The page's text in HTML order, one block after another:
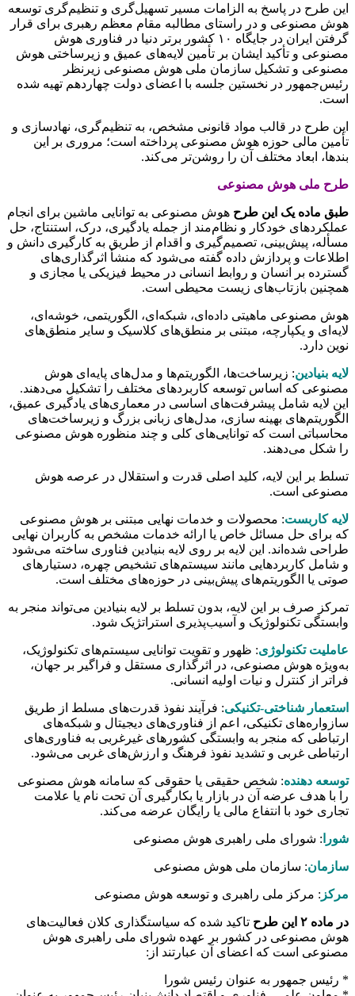
این طرح در پاسخ به الزامات مسیر تسهیل‌گری و تنظیم‌گری توسعه
هوش مصنوعی و در راستای مطالبه مقام معظم رهبری برای قرار
گرفتن ایران در جایگاه ۱۰ کشور برتر دنیا در فناوری هوش
مصنوعی و تأکید ایشان بر تأمین لایه‌های عمیق و زیرساختی هوش
مصنوعی و تشکیل سازمان ملی هوش مصنوعی زیرنظر
رئیس‌جمهور در نخستین جلسه با اعضای دولت چهاردهم تهیه شده
است.
این طرح در قالب مواد قانونی مشخص، به تنظیم‌گری، نهادسازی و
تأمین مالی حوزه هوش مصنوعی پرداخته است؛ مروری بر این
بندها، ابعاد مختلف آن را روشن‌تر می‌کند.
طرح ملی هوش مصنوعی
طبق ماده یک این طرح هوش مصنوعی به توانایی ماشین برای انجام
عملکردهای خودکار و نظام‌مند از جمله یادگیری، درک، استنتاج، حل
مسأله، پیش‌بینی، تصمیم‌گیری و اقدام از طریق به کارگیری دانش و
اطلاعات و پردازش داده گفته می‌شود که منشأ اثرگذاری‌های
گسترده بر انسان و روابط انسانی در محیط فیزیکی یا مجازی و
همچنین بازتاب‌های زیست محیطی است.
هوش مصنوعی ماهیتی داده‌ای، شبکه‌ای، الگوریتمی، خوشه‌ای،
لایه‌ای و یکپارچه، مبتنی بر منطق‌های کلاسیک و سایر منطق‌های
نوین دارد.
لایه بنیادین: زیرساخت‌ها، الگوریتم‌ها و مدل‌های پایه‌ای هوش
مصنوعی که اساس توسعه کاربردهای مختلف را تشکیل می‌دهند.
این لایه شامل پیشرفت‌های اساسی در معماری‌های یادگیری عمیق،
الگوریتم‌های بهینه سازی، مدل‌های زبانی بزرگ و زیرساخت‌های
محاسباتی است که توانایی‌های کلی و چند منظوره هوش مصنوعی
را شکل می‌دهند.
تسلط بر این لایه، کلید اصلی قدرت و استقلال در عرصه هوش
مصنوعی است.
لایه کاربست: محصولات و خدمات نهایی مبتنی بر هوش مصنوعی
که برای حل مسائل خاص یا ارائه خدمات مشخص به کاربران نهایی
طراحی شده‌اند. این لایه بر روی لایه بنیادین فناوری ساخته می‌شود
و شامل کاربردهایی مانند سیستم‌های تشخیص چهره، دستیارهای
صوتی یا الگوریتم‌های پیش‌بینی در حوزه‌های مختلف است.
تمرکز صرف بر این لایه، بدون تسلط بر لایه بنیادین می‌تواند منجر به
وابستگی تکنولوژیک و آسیب‌پذیری استراتژیک شود.
عاملیت تکنولوژی: ظهور و تقویت توانایی سیستم‌های تکنولوژیک،
به‌ویژه هوش مصنوعی، در اثرگذاری مستقل و فراگیر بر جهان،
فراتر از کنترل و نیات اولیه انسانی.
استعمار شناختی-تکنیکی: فرآیند نفوذ قدرت‌های مسلط از طریق
سازواره‌های تکنیکی، اعم از فناوری‌های دیجیتال و شبکه‌های
ارتباطی که منجر به وابستگی کشورهای غیرغربی به فناوری‌های
ارتباطی غربی و تشدید نفوذ فرهنگ و ارزش‌های غربی می‌شود.
توسعه دهنده: شخص حقیقی یا حقوقی که سامانه هوش مصنوعی
را با هدف عرضه آن در بازار یا بکارگیری آن تحت نام یا علامت
تجاری خود با انتفاع مالی یا رایگان عرضه می‌کند.
شورا : شورای ملی راهبری هوش مصنوعی
سازمان: سازمان ملی هوش مصنوعی
مرکز : مرکز ملی راهبری و توسعه هوش مصنوعی
در ماده ۲ این طرح
تاکید شده که سیاستگذاری کلان فعالیت‌های
هوش مصنوعی در کشور بر عهده شورای ملی راهبری هوش
مصنوعی است که اعضای آن عبارتند از:
* رئیس جمهور به عنوان رئیس شورا